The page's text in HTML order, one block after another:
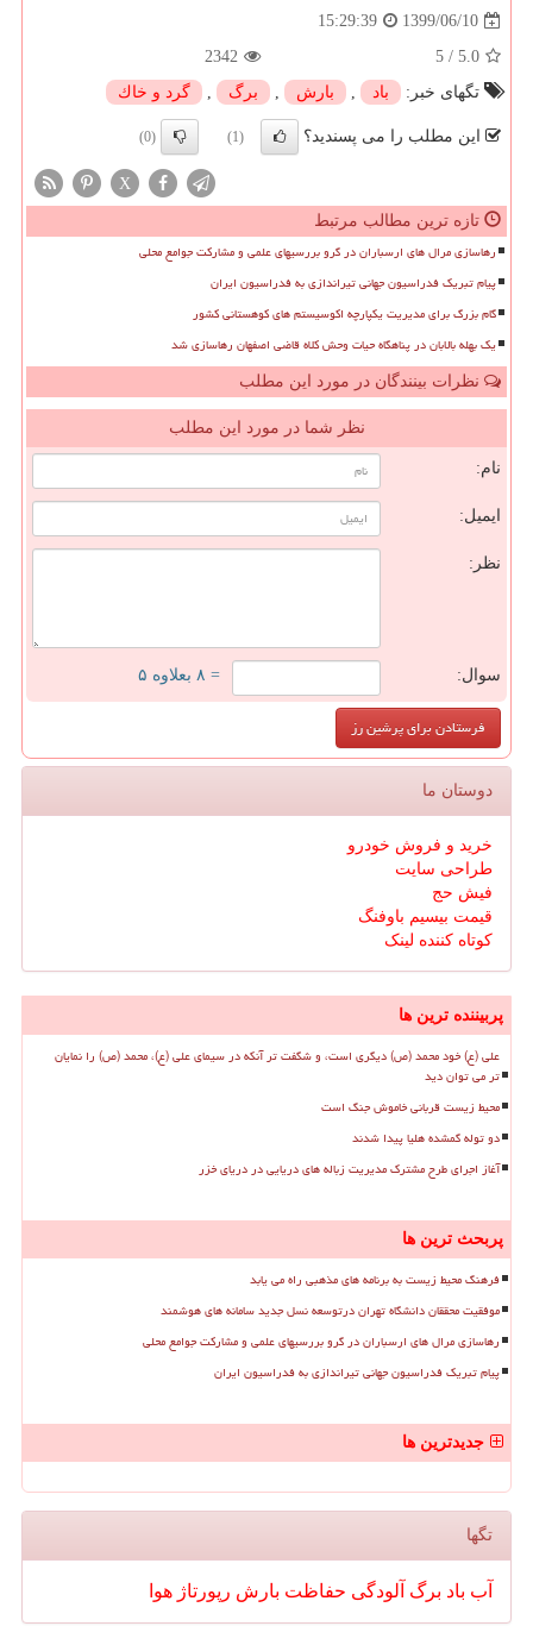
1399/06/10
15:29:39
5.0
/
5
2342
تگهای خبر:
باد , بارش , برگ , گرد و خاك
این مطلب را می پسندید؟ (1)
(0)
X
تازه ترین مطالب مرتبط
رهاسازی مرال های ارسباران در گرو بررسیهای علمی و مشارکت جوامع محلی
پیام تبریک فدراسیون جهانی تیراندازی به فدراسیون ایران
گام بزرگ برای مدیریت یکپارچه اکوسیستم های کوهستانی کشور
یک بهله بالابان در پناهگاه حیات وحش کلاه قاضی اصفهان رهاسازی شد
نظرات بینندگان در مورد این مطلب
نظر شما در مورد این مطلب
نام:
ایمیل:
نظر:
سوال: = ۸ بعلاوه ۵
دوستان ما
خرید و فروش خودرو
طراحی سایت
فیش حج
قیمت بیسیم باوفنگ
کوتاه کننده لینک
پربیننده ترین ها
علی (ع) خود محمد (ص) دیگری است، و شگفت تر آنکه در سیمای علی (ع)، محمد (ص) را نمایان
تر می توان دید
محیط زیست قربانی خاموش جنگ است
دو توله گمشده هلیا پیدا شدند
آغاز اجرای طرح مشترک مدیریت زباله های دریایی در دریای خزر
پربحث ترین ها
فرهنگ محیط زیست به برنامه های مذهبی راه می یابد
موفقیت محققان دانشگاه تهران درتوسعه نسل جدید سامانه های هوشمند
رهاسازی مرال های ارسباران در گرو بررسیهای علمی و مشارکت جوامع محلی
پیام تبریک فدراسیون جهانی تیراندازی به فدراسیون ایران
جدیدترین ها
تگها
آب باد برگ آلودگی حفاظت بارش رپورتاژ هوا